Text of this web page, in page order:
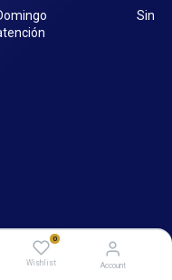
0
Wishlist Account
Sin